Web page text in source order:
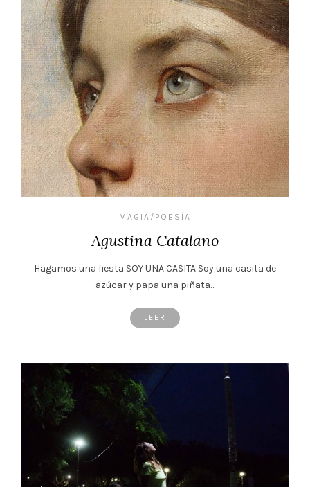
MAGIA/POESÍA
Agustina Catalano
Hagamos una fiesta SOY UNA CASITA Soy una casita de
azúcar y papa una piñata…
LEER